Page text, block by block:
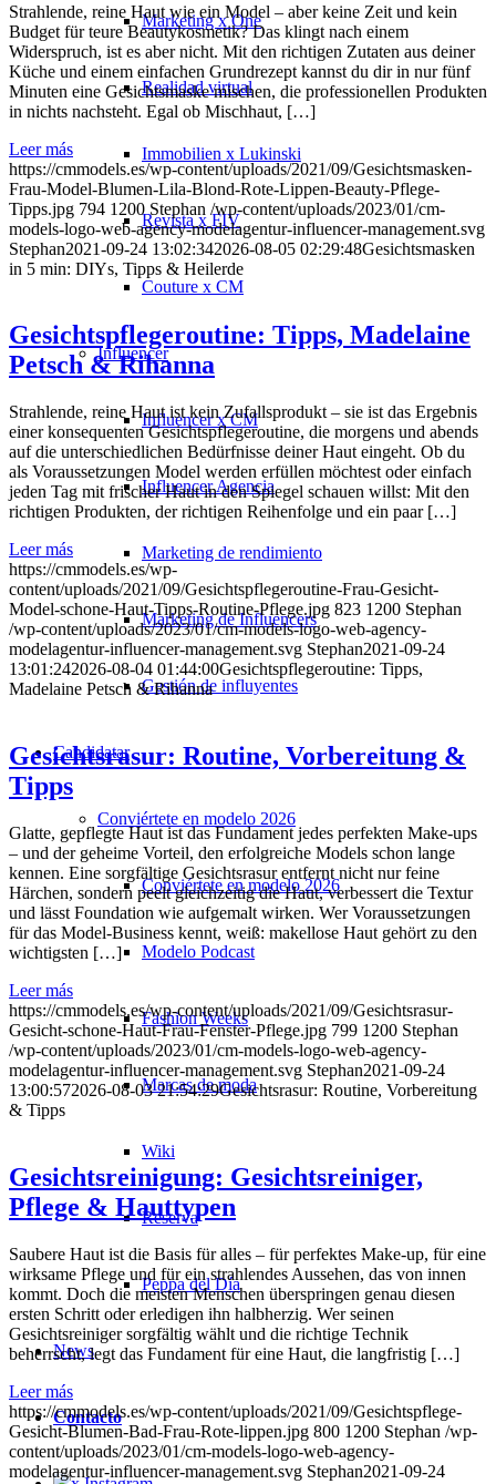
Marketing x One
Realidad virtual
Immobilien x Lukinski
Revista x FIV
Couture x CM
Influencer
Influencer x CM
Influencer Agencia
Marketing de rendimiento
Marketing de Influencers
Gestión de influyentes
Candidatar
Conviértete en modelo 2026
Conviértete en modelo 2026
Modelo Podcast
Fashion Weeks
Marcas de moda
Wiki
Reserva
Peppa del Día
News
Contacto
Strahlende, reine Haut wie ein Model – aber keine Zeit und kein
Budget für teure Beautykosmetik? Das klingt nach einem
Widerspruch, ist es aber nicht. Mit den richtigen Zutaten aus deiner
Küche und einem einfachen Grundrezept kannst du dir in nur fünf
Minuten eine Gesichtsmaske mischen, die professionellen Produkten
in nichts nachsteht. Egal ob Mischhaut, […]
Leer más
https://cmmodels.es/wp-content/uploads/2021/09/Gesichtsmasken-
Frau-Model-Blumen-Lila-Blond-Rote-Lippen-Beauty-Pflege-
Tipps.jpg 794 1200 Stephan /wp-content/uploads/2023/01/cm-
models-logo-web-agency-modelagentur-influencer-management.svg
Stephan2021-09-24 13:02:342026-08-05 02:29:48Gesichtsmasken
in 5 min: DIYs, Tipps & Heilerde
Gesichtspflegeroutine: Tipps, Madelaine
Petsch & Rihanna
Strahlende, reine Haut ist kein Zufallsprodukt – sie ist das Ergebnis
einer konsequenten Gesichtspflegeroutine, die morgens und abends
auf die unterschiedlichen Bedürfnisse deiner Haut eingeht. Ob du
als Voraussetzungen Model werden erfüllen möchtest oder einfach
jeden Tag mit frischer Haut in den Spiegel schauen willst: Mit den
richtigen Produkten, der richtigen Reihenfolge und ein paar […]
Leer más
https://cmmodels.es/wp-
content/uploads/2021/09/Gesichtspflegeroutine-Frau-Gesicht-
Model-schone-Haut-Tipps-Routine-Pflege.jpg 823 1200 Stephan
/wp-content/uploads/2023/01/cm-models-logo-web-agency-
modelagentur-influencer-management.svg Stephan2021-09-24
13:01:242026-08-04 01:44:00Gesichtspflegeroutine: Tipps,
Madelaine Petsch & Rihanna
Gesichtsrasur: Routine, Vorbereitung &
Tipps
Glatte, gepflegte Haut ist das Fundament jedes perfekten Make-ups
– und der geheime Vorteil, den erfolgreiche Models schon lange
kennen. Eine sorgfältige Gesichtsrasur entfernt nicht nur feine
Härchen, sondern peelt gleichzeitig die Haut, verbessert die Textur
und lässt Foundation wie aufgemalt wirken. Wer Voraussetzungen
für das Model-Business kennt, weiß: makellose Haut gehört zu den
wichtigsten […]
Leer más
https://cmmodels.es/wp-content/uploads/2021/09/Gesichtsrasur-
Gesicht-schone-Haut-Frau-Fenster-Pflege.jpg 799 1200 Stephan
/wp-content/uploads/2023/01/cm-models-logo-web-agency-
modelagentur-influencer-management.svg Stephan2021-09-24
13:00:572026-08-03 21:54:29Gesichtsrasur: Routine, Vorbereitung
& Tipps
Gesichtsreinigung: Gesichtsreiniger,
Pflege & Hauttypen
Saubere Haut ist die Basis für alles – für perfektes Make-up, für eine
wirksame Pflege und für ein strahlendes Aussehen, das von innen
kommt. Doch die meisten Menschen überspringen genau diesen
ersten Schritt oder erledigen ihn halbherzig. Wer seinen
Gesichtsreiniger sorgfältig wählt und die richtige Technik
beherrscht, legt das Fundament für eine Haut, die langfristig […]
Leer más
https://cmmodels.es/wp-content/uploads/2021/09/Gesichtspflege-
Gesicht-Blumen-Bad-Frau-Rote-lippen.jpg 800 1200 Stephan /wp-
content/uploads/2023/01/cm-models-logo-web-agency-
modelagentur-influencer-management.svg Stephan2021-09-24